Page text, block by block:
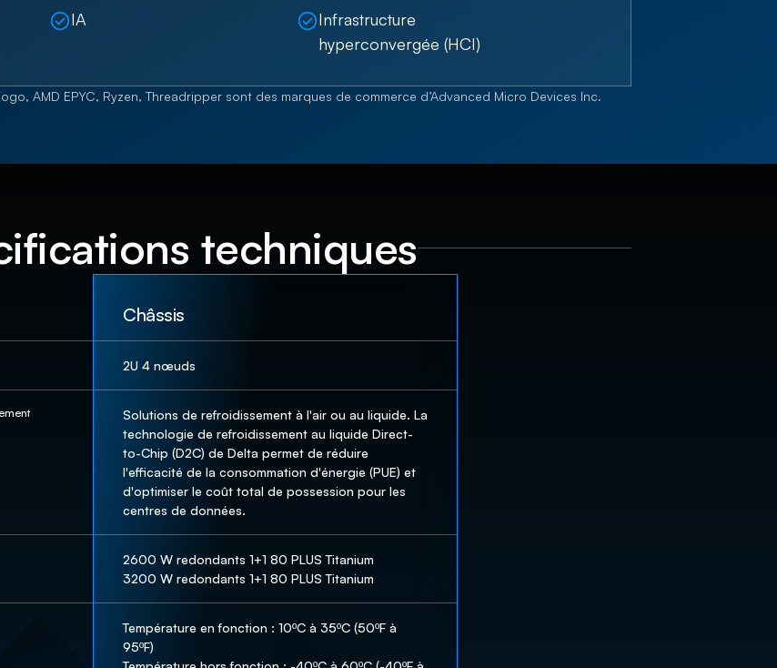
IA
Infrastructure
hyperconvergée (HCI)
AMD EPYC, Ryzen, Threadripper sont des marques de commerce d’Advanced Micro Devices Inc.
techniques
Châssis
2U 4 nœuds
Solutions de refroidissement à l'air ou au liquide. La
technologie de refroidissement au liquide Direct-
to-Chip (D2C) de Delta permet de réduire
l'efficacité de la consommation d'énergie (PUE) et
d'optimiser le coût total de possession pour les
centres de données.
2600 W redondants 1+1 80 PLUS Titanium
3200 W redondants 1+1 80 PLUS Titanium
Température en fonction : 10ºC à 35ºC (50ºF à
95ºF)